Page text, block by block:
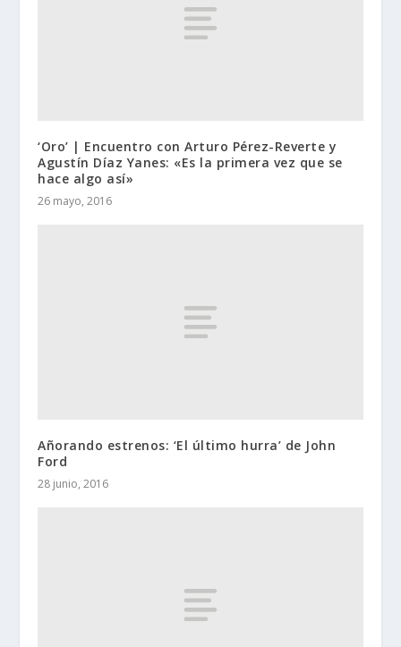
‘Oro’ | Encuentro con Arturo Pérez-Reverte y
Agustín Díaz Yanes: «Es la primera vez que se
hace algo así»
26 mayo, 2016
Añorando estrenos: ‘El último hurra’ de John
Ford
28 junio, 2016